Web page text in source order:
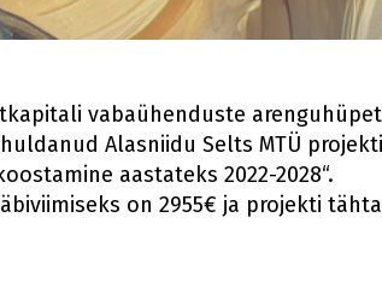
vabaühenduste
Alasniidu Selts MTÜ
aastateks 2022-2028“.
on 2955€ ja projekti